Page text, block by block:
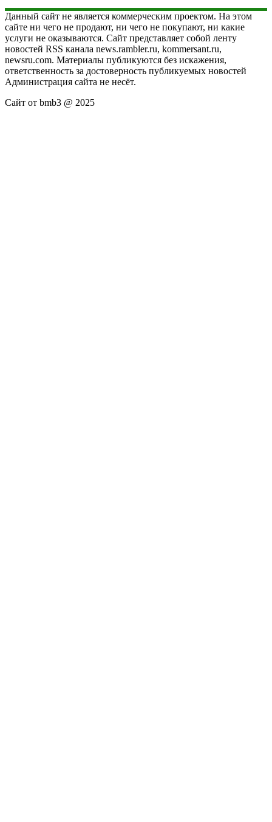
Данный сайт не является коммерческим проектом. На этом
сайте ни чего не продают, ни чего не покупают, ни какие
услуги не оказываются. Сайт представляет собой ленту
новостей RSS канала news.rambler.ru, kommersant.ru,
newsru.com. Материалы публикуются без искажения,
ответственность за достоверность публикуемых новостей
Администрация сайта не несёт.
Сайт от bmb3 @ 2025